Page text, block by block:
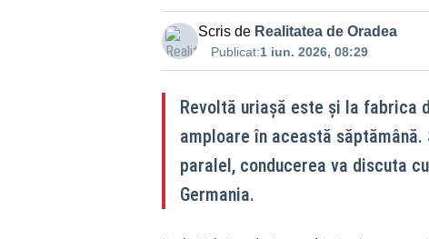
Scris de Realitatea de Oradea
Publicat:1 iun. 2026, 08:29
Revoltă uriașă este și la fabrica
amploare în această
paralel, conducerea va discuta
Germania.